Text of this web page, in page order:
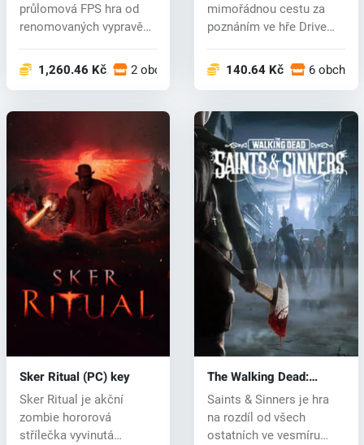
průlomová FPS hra od
renomovaných vypravěčů
1,260.46 Kč 2 obchodech
mimořádnou cestu za
poznáním ve hře Drive
140.64 Kč 6
Sker Ritual (PC) key
Sker Ritual je akční
zombie hororová
střílečka vyvinutá
The Walking Dead:
Saints & Sinners (PC)
key
Saints & Sinners je hra
na rozdíl od všech
ostatních ve vesmíru